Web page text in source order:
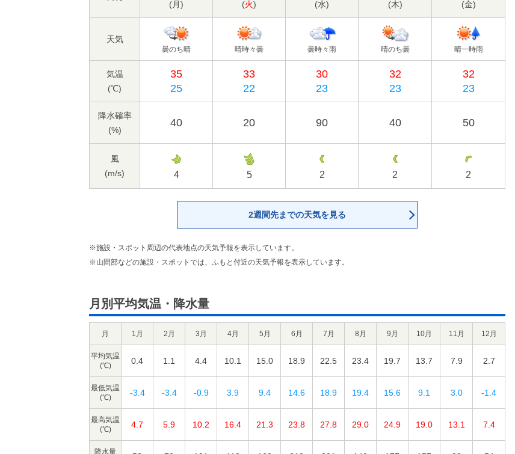
(月)
(火)
(水)
(木)
(金)
天気
曇のち晴 晴時々曇 曇時々雨 晴のち曇 晴一時雨
気温
(℃)
35
25
33
22
30
23
32
23
32
23
降水確率
(%)
40 20 90 40 50
風
(m/s)
4 5 2 2 2
2週間先までの天気を見る
※施設・スポット周辺の代表地点の天気予報を表示しています。
※山間部などの施設・スポットでは、ふもと付近の天気予報を表示しています。
月別平均気温・降水量
月 1月 2月 3月 4月 5月 6月 7月 8月 9月 10月 11月 12月
平均気温
(℃)
0.4 1.1 4.4 10.1 15.0 18.9 22.5 23.4 19.7 13.7 7.9 2.7
最低気温
(℃)
-3.4 -3.4 -0.9 3.9 9.4 14.6 18.9 19.4 15.6 9.1 3.0 -1.4
最高気温
(℃)
4.7 5.9 10.2 16.4 21.3 23.8 27.8 29.0 24.9 19.0 13.1 7.4
降水量